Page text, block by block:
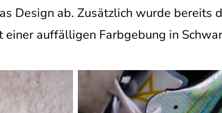
Design ab. Zusätzlich wurde bereits
auffälligen Farbgebung in